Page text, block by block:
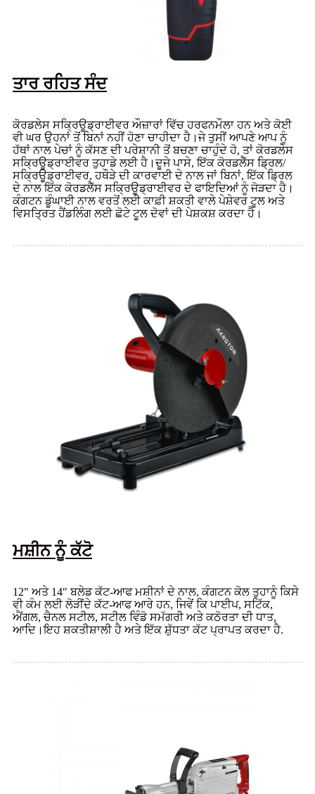
ਤਾਰ ਰਹਿਤ ਸੰਦ
ਕੋਰਡਲੇਸ ਸਕ੍ਰਿਊਡ੍ਰਾਈਵਰ ਔਜ਼ਾਰਾਂ ਵਿੱਚ ਹਰਫਨਮੌਲਾ ਹਨ ਅਤੇ ਕੋਈ
ਵੀ ਘਰ ਉਹਨਾਂ ਤੋਂ ਬਿਨਾਂ ਨਹੀਂ ਹੋਣਾ ਚਾਹੀਦਾ ਹੈ।ਜੇ ਤੁਸੀਂ ਆਪਣੇ ਆਪ ਨੂੰ
ਹੱਥਾਂ ਨਾਲ ਪੇਚਾਂ ਨੂੰ ਕੱਸਣ ਦੀ ਪਰੇਸ਼ਾਨੀ ਤੋਂ ਬਚਣਾ ਚਾਹੁੰਦੇ ਹੋ, ਤਾਂ ਕੋਰਡਲੇਸ
ਸਕ੍ਰਿਊਡ੍ਰਾਈਵਰ ਤੁਹਾਡੇ ਲਈ ਹੈ।ਦੂਜੇ ਪਾਸੇ, ਇੱਕ ਕੋਰਡਲੈੱਸ ਡ੍ਰਿਲ/
ਸਕ੍ਰਿਊਡ੍ਰਾਈਵਰ, ਹਥੌੜੇ ਦੀ ਕਾਰਵਾਈ ਦੇ ਨਾਲ ਜਾਂ ਬਿਨਾਂ, ਇੱਕ ਡ੍ਰਿਲ
ਦੇ ਨਾਲ ਇੱਕ ਕੋਰਡਲੈੱਸ ਸਕ੍ਰਿਊਡ੍ਰਾਈਵਰ ਦੇ ਫਾਇਦਿਆਂ ਨੂੰ ਜੋੜਦਾ ਹੈ।
ਕੰਗਟਨ ਡੂੰਘਾਈ ਨਾਲ ਵਰਤੋਂ ਲਈ ਕਾਫ਼ੀ ਸ਼ਕਤੀ ਵਾਲੇ ਪੇਸ਼ੇਵਰ ਟੂਲ ਅਤੇ
ਵਿਸਤ੍ਰਿਤ ਹੈਂਡਲਿੰਗ ਲਈ ਛੋਟੇ ਟੂਲ ਦੋਵਾਂ ਦੀ ਪੇਸ਼ਕਸ਼ ਕਰਦਾ ਹੈ।
ਮਸ਼ੀਨ ਨੂੰ ਕੱਟੋ
12" ਅਤੇ 14" ਬਲੇਡ ਕੱਟ-ਆਫ ਮਸ਼ੀਨਾਂ ਦੇ ਨਾਲ, ਕੰਗਟਨ ਕੋਲ ਤੁਹਾਨੂੰ ਕਿਸੇ
ਵੀ ਕੰਮ ਲਈ ਲੋੜੀਂਦੇ ਕੱਟ-ਆਫ ਆਰੇ ਹਨ, ਜਿਵੇਂ ਕਿ ਪਾਈਪ, ਸਟਿੱਕ,
ਐਂਗਲ, ਚੈਨਲ ਸਟੀਲ, ਸਟੀਲ ਵਿੰਡੋ ਸਮੱਗਰੀ ਅਤੇ ਕਠੋਰਤਾ ਦੀ ਧਾਤ,
ਆਦਿ।ਇਹ ਸ਼ਕਤੀਸ਼ਾਲੀ ਹੈ ਅਤੇ ਇੱਕ ਸ਼ੁੱਧਤਾ ਕੱਟ ਪ੍ਰਾਪਤ ਕਰਦਾ ਹੈ.